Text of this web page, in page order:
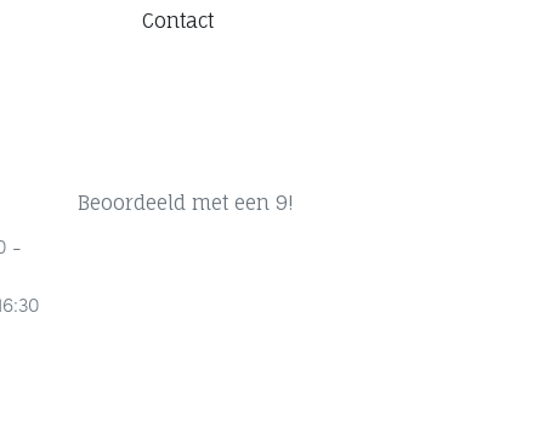
-
Beoordeeld met een 9!
Contact